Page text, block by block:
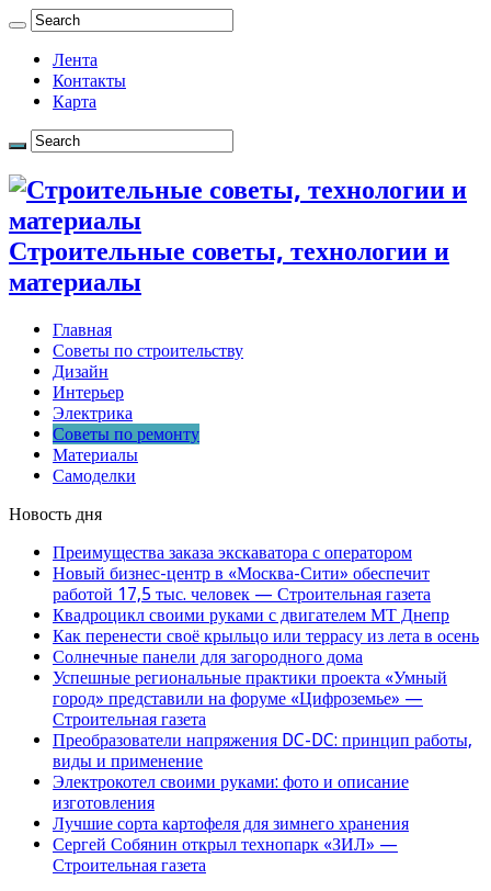
Лента
Контакты
Карта
Строительные советы, технологии и
материалы
Главная
Советы по строительству
Дизайн
Интерьер
Электрика
Советы по ремонту
Материалы
Самоделки
Новость дня
Преимущества заказа экскаватора с оператором
Новый бизнес-центр в «Москва-Сити» обеспечит
работой 17,5 тыс. человек — Строительная газета
Квадроцикл своими руками с двигателем МТ Днепр
Как перенести своё крыльцо или террасу из лета в осень
Солнечные панели для загородного дома
Успешные региональные практики проекта «Умный
город» представили на форуме «Цифроземье» —
Строительная газета
Преобразователи напряжения DC-DC: принцип работы,
виды и применение
Электрокотел своими руками: фото и описание
изготовления
Лучшие сорта картофеля для зимнего хранения
Сергей Собянин открыл технопарк «ЗИЛ» —
Строительная газета